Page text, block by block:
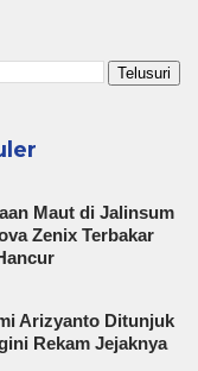
Maut di Jalinsum
Zenix Terbakar
Arizyanto Ditunjuk
Rekam Jejaknya